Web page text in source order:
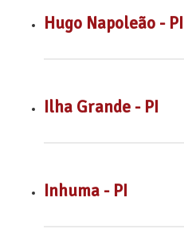
Hugo Napoleão - PI
Ilha Grande - PI
Inhuma - PI